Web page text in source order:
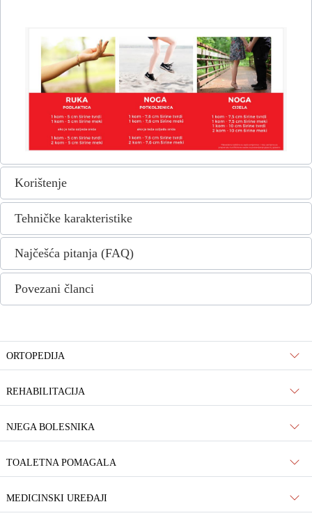
ORTOPEDIJA
REHABILITACIJA
NJEGA BOLESNIKA
TOALETNA POMAGALA
MEDICINSKI UREĐAJI
Korištenje
Tehničke karakteristike
Najčešća pitanja (FAQ)
Povezani članci